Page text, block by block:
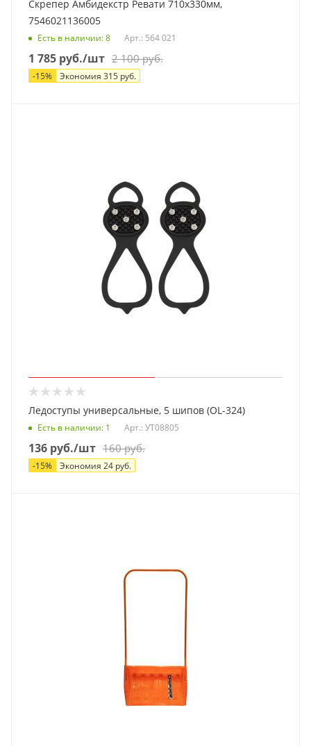
Скрепер Амбидекстр Ревати 710x330мм,
7546021136005
Есть в наличии: 8 Арт.: 564 021
1 785 руб./шт 2 100руб.
-15% Экономия 315 руб.
Ледоступы универсальные, 5 шипов (OL-324)
Есть в наличии: 1 Арт.: УТ08805
136 руб./шт 160руб.
-15% Экономия 24 руб.